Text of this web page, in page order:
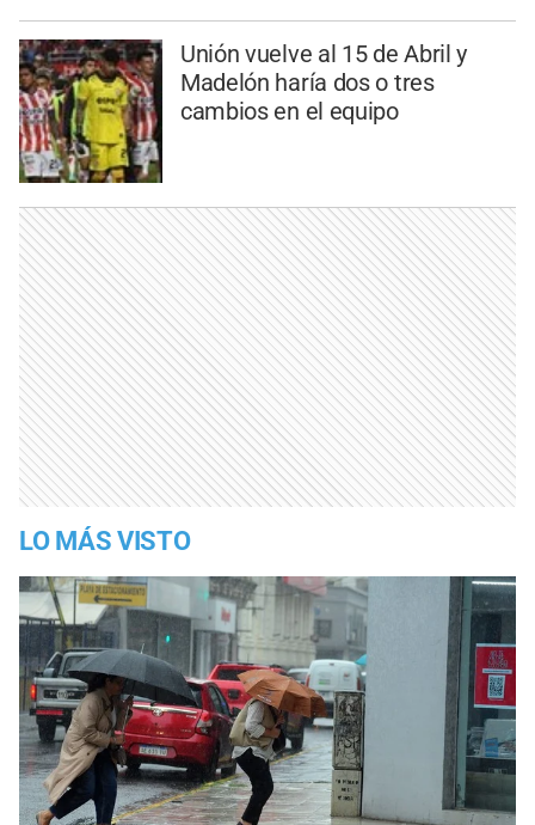
Unión vuelve al 15 de Abril y
Madelón haría dos o tres
cambios en el equipo
LO MÁS VISTO